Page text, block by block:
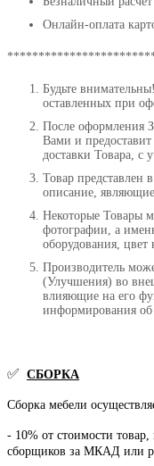
Онлайн-оплата
Будьте
оставленных при
После оформления
Вами и
доставки Товара, с
Товар представлен
описание,
Некоторые Товары
фотографии, а
оборудования, цвет
Производитель
(Улучшения) во
влияющие на его
информирования об
✅ СБОРКА
Сборка мебели
- 10% от стоимости
сборщиков за МКАД или